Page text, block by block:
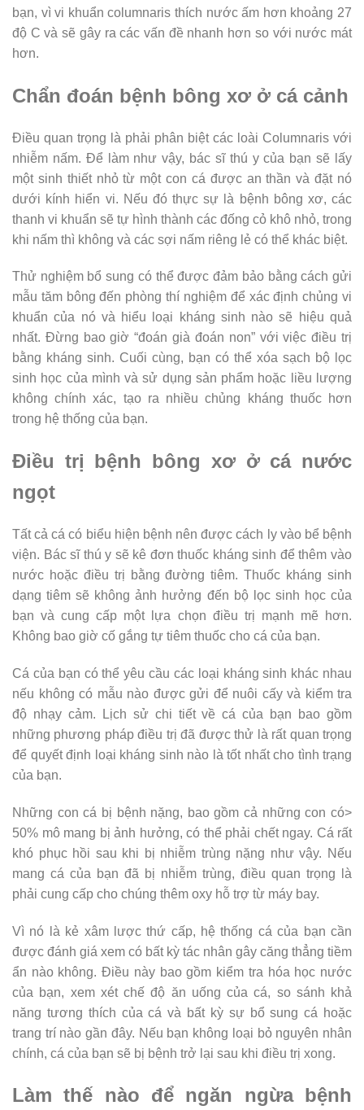
bạn, vì vi khuẩn columnaris thích nước ấm hơn khoảng 27
độ C và sẽ gây ra các vấn đề nhanh hơn so với nước mát
hơn.
Chẩn đoán bệnh bông xơ ở cá cảnh
Điều quan trọng là phải phân biệt các loài Columnaris với
nhiễm nấm. Để làm như vậy, bác sĩ thú y của bạn sẽ lấy
một sinh thiết nhỏ từ một con cá được an thần và đặt nó
dưới kính hiển vi. Nếu đó thực sự là bệnh bông xơ, các
thanh vi khuẩn sẽ tự hình thành các đống cỏ khô nhỏ, trong
khi nấm thì không và các sợi nấm riêng lẻ có thể khác biệt.
Thử nghiệm bổ sung có thể được đảm bảo bằng cách gửi
mẫu tăm bông đến phòng thí nghiệm để xác định chủng vi
khuẩn của nó và hiểu loại kháng sinh nào sẽ hiệu quả
nhất. Đừng bao giờ “đoán già đoán non” với việc điều trị
bằng kháng sinh. Cuối cùng, bạn có thể xóa sạch bộ lọc
sinh học của mình và sử dụng sản phẩm hoặc liều lượng
không chính xác, tạo ra nhiều chủng kháng thuốc hơn
trong hệ thống của bạn.
Điều trị bệnh bông xơ ở cá nước
ngọt
Tất cả cá có biểu hiện bệnh nên được cách ly vào bể bệnh
viện. Bác sĩ thú y sẽ kê đơn thuốc kháng sinh để thêm vào
nước hoặc điều trị bằng đường tiêm. Thuốc kháng sinh
dạng tiêm sẽ không ảnh hưởng đến bộ lọc sinh học của
bạn và cung cấp một lựa chọn điều trị mạnh mẽ hơn.
Không bao giờ cố gắng tự tiêm thuốc cho cá của bạn.
Cá của bạn có thể yêu cầu các loại kháng sinh khác nhau
nếu không có mẫu nào được gửi để nuôi cấy và kiểm tra
độ nhạy cảm. Lịch sử chi tiết về cá của bạn bao gồm
những phương pháp điều trị đã được thử là rất quan trọng
để quyết định loại kháng sinh nào là tốt nhất cho tình trạng
của bạn.
Những con cá bị bệnh nặng, bao gồm cả những con có>
50% mô mang bị ảnh hưởng, có thể phải chết ngay. Cá rất
khó phục hồi sau khi bị nhiễm trùng nặng như vậy. Nếu
mang cá của bạn đã bị nhiễm trùng, điều quan trọng là
phải cung cấp cho chúng thêm oxy hỗ trợ từ máy bay.
Vì nó là kẻ xâm lược thứ cấp, hệ thống cá của bạn cần
được đánh giá xem có bất kỳ tác nhân gây căng thẳng tiềm
ẩn nào không. Điều này bao gồm kiểm tra hóa học nước
của bạn, xem xét chế độ ăn uống của cá, so sánh khả
năng tương thích của cá và bất kỳ sự bổ sung cá hoặc
trang trí nào gần đây. Nếu bạn không loại bỏ nguyên nhân
chính, cá của bạn sẽ bị bệnh trở lại sau khi điều trị xong.
Làm thế nào để ngăn ngừa bệnh